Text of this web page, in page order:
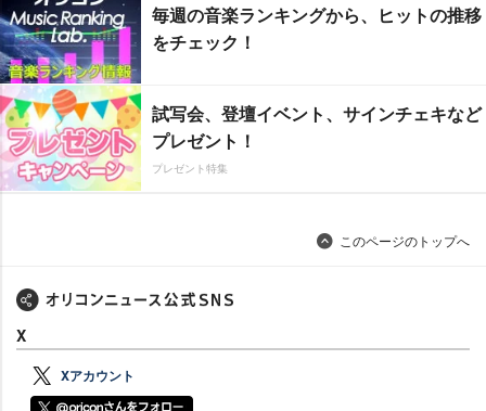
毎週の音楽ランキングから、ヒットの推移
をチェック！
試写会、登壇イベント、サインチェキなど
プレゼント！
プレゼント特集
このページのトップへ
X
Xアカウント